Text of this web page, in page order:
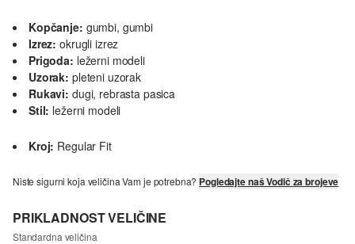
Kopčanje: gumbi, gumbi
Izrez: okrugli izrez
Prigoda: ležerni modeli
Uzorak: pleteni uzorak
Rukavi: dugi, rebrasta pasica
Stil: ležerni modeli
Kroj: Regular Fit
Niste sigurni koja veličina Vam je potrebna? Pogledajte naš Vodič za brojeve
PRIKLADNOST VELIČINE
Standardna veličina